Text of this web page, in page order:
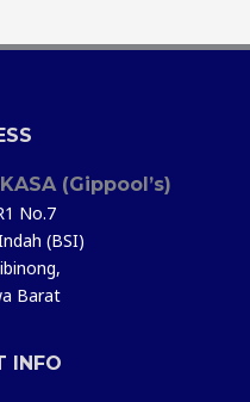
(Gippool’s)
No.7
(BSI)
Barat
INFO